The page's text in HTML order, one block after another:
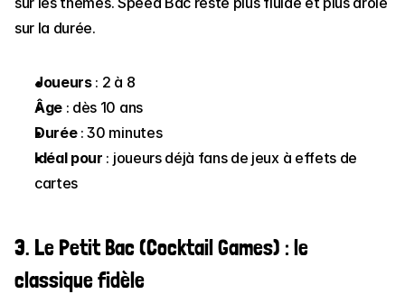
sur la durée.
Joueurs : 2 à 8
Âge : dès 10 ans
Durée : 30 minutes
Idéal pour : joueurs déjà fans de jeux à effets de
cartes
3. Le Petit Bac (Cocktail Games) : le
classique fidèle